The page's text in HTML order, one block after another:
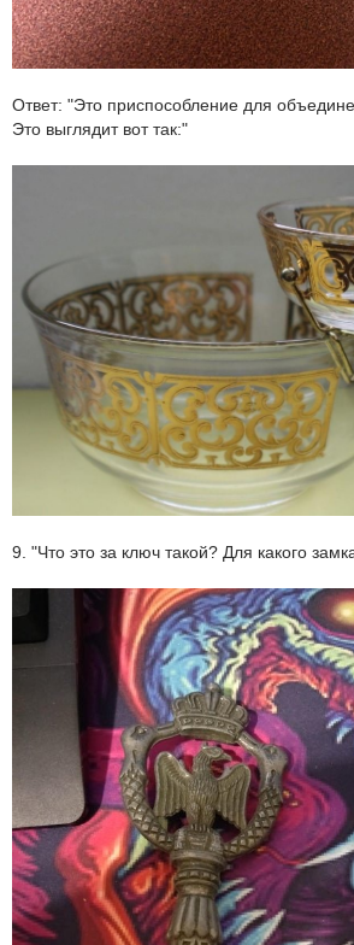
Ответ: "Это приспособление для
Это выглядит вот так:"
9. "Что это за ключ такой? Для какого